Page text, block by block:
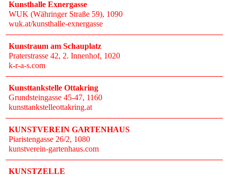
Kunsthalle Exnergasse
WUK (Währinger Straße 59), 1090
wuk.at/kunsthalle-exnergasse
Kunstraum am Schauplatz
Praterstrasse 42, 2. Innenhof, 1020
k-r-a-s.com
Kunsttankstelle Ottakring
Grundsteingasse 45-47, 1160
kunsttankstelleottakring.at
KUNSTVEREIN GARTENHAUS
Piaristengasse 26/2, 1080
kunstverein-gartenhaus.com
KUNSTZELLE